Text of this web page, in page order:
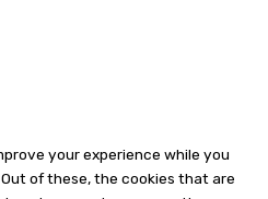
your experience while you
of these, the cookies that are